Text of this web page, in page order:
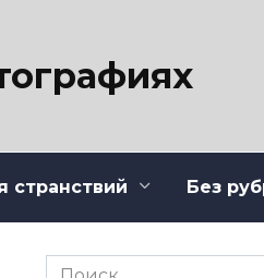
странствий Без
Search